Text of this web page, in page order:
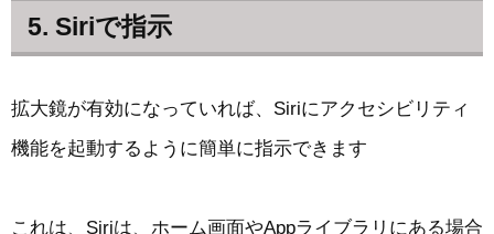
5. Siriで指示
拡大鏡が有効になっていれば、Siriにアクセシビリティ
機能を起動するように簡単に指示できます
これは、Siriは、ホーム画面やAppライブラリにある場合